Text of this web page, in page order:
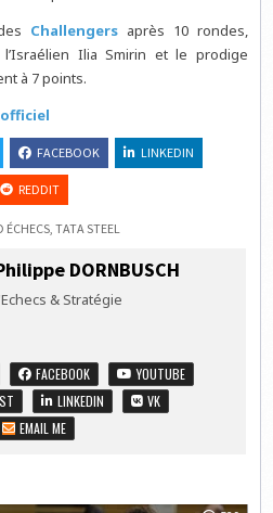
Challengersaprès 10 rondes,
l’Israélien Ilia Smirin et le prodige
à 7 points.
FACEBOOK LINKEDIN
REDDIT
ÉCHECS, TATA STEEL
DORNBUSCH
& Stratégie
FACEBOOK
YOUTUBE
LINKEDIN
VK
EMAIL ME